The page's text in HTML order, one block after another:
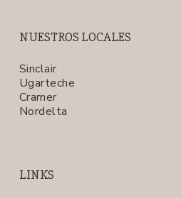
NUESTROS LOCALES
Sinclair
Ugarteche
Cramer
Nordelta
LINKS